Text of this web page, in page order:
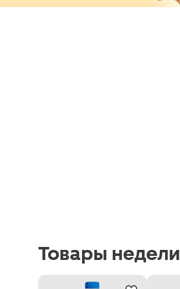
Товары недели